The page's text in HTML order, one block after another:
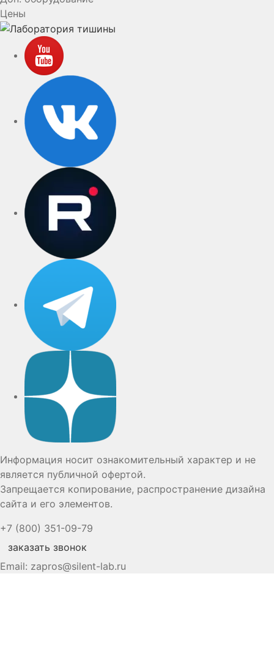
Цены
Информация носит ознакомительный характер и не
является публичной офертой.
Запрещается копирование, распространение дизайна
сайта и его элементов.
+7 (800) 351-09-79
заказать звонок
Email: zapros@silent-lab.ru